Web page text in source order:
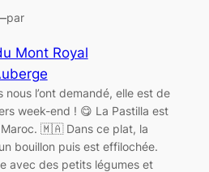
par
Mont Royal
nous l’ont demandé, elle est de
week-end ! 😋 La Pastilla est
🇲🇦 Dans ce plat, la
bouillon puis est effilochée.
avec des petits légumes et